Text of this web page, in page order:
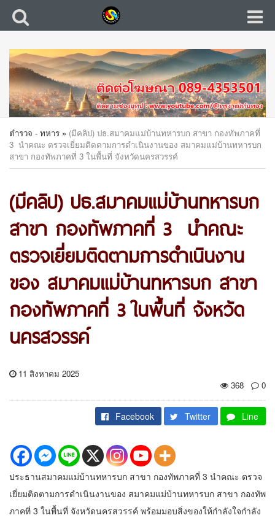
ตำรวจ - ทหาร » (มีคลิป) ปธ.สมาคมแม่บ้านทหารบก สาขา กองทัพภาคที่
3 นำคณะ ตรวจเยี่ยมติดตามการดำเนินงานของ สมาคมแม่บ้านทหารบก
สาขา กองทัพภาคที่ 3 ในพื้นที่ จังหวัดนครสวรรค์
(มีคลิป) ปธ.สมาคมแม่บ้านทหารบก
สาขา กองทัพภาคที่ 3 นำคณะ
ตรวจเยี่ยมติดตามการดำเนินงาน
ของ สมาคมแม่บ้านทหารบก สาขา
กองทัพภาคที่ 3 ในพื้นที่ จังหวัด
นครสวรรค์
11 สิงหาคม 2025
368
0
Facebook Twitter Line
ประธานสมาคมแม่บ้านทหารบก สาขา กองทัพภาคที่ 3 นำคณะ ตรวจ
เยี่ยมติดตามการดำเนินงานของ สมาคมแม่บ้านทหารบก สาขา กองทัพ
ภาคที่ 3 ในพื้นที่ จังหวัดนครสวรรค์ พร้อมมอบสิ่งของให้กำลังใจกำลัง